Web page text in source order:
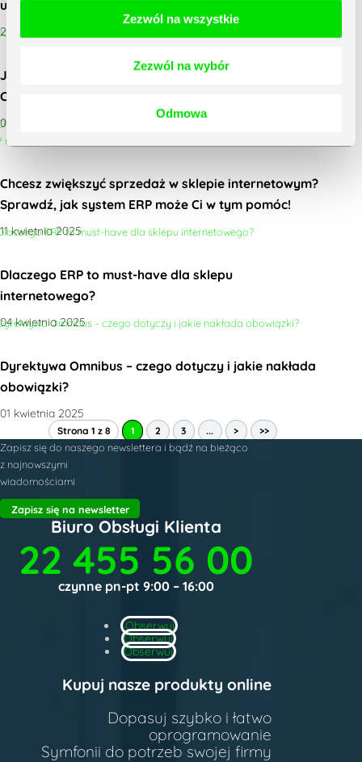
Zezwól na wszystkie
Zezwól na wybór
Odmowa
uporządkować sprzedaż i zacząć rosnąć z ERP?
20 czerwca 2025
Jak zwiększyć sprzedaż w sklepie stacjonarnym?
Case study ŁKS Łódź
02 czerwca 2025
Chcesz zwiększyć sprzedaż w sklepie internetowym?
Sprawdź, jak system ERP może Ci w tym pomóc!
11 kwietnia 2025
Dlaczego ERP to must-have dla sklepu
internetowego?
04 kwietnia 2025
Dyrektywa Omnibus – czego dotyczy i jakie nakłada
obowiązki?
01 kwietnia 2025
Strona 1 z 8 1 2 3 ... > >>
Zapisz się do naszego newslettera i bądź na bieżąco
z najnowszymi
wiadomościami
Zapisz się na newsletter
Biuro Obsługi Klienta
22 455 56 00
czynne pn-pt 9:00 – 16:00
Obserwuj
Obserwuj
Obserwuj
Kupuj nasze produkty online
Dopasuj szybko i łatwo
oprogramowanie
Symfonii do potrzeb swojej firmy